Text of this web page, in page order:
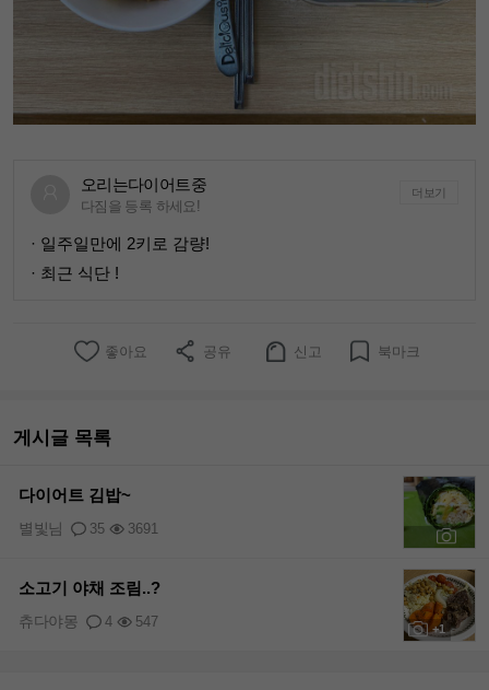
오리는다이어트중
다짐을 등록 하세요!
더보기
· 일주일만에 2키로 감량!
· 최근 식단 !
좋아요 공유 신고 북마크
게시글 목록
다이어트 김밥~
35 3691
별빛님
+1
소고기 야채 조림..?
4 547
츄다야몽